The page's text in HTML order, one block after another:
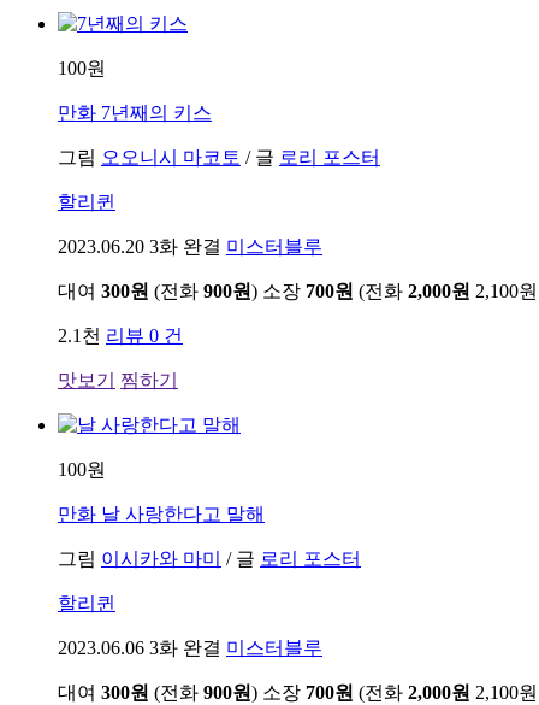
100원
만화 7년째의 키스
그림 오오니시 마코토 / 글 로리 포스터
할리퀸
2023.06.20 3화 완결 미스터블루
대여 300원 (전화 900원) 소장 700원 (전화 2,000원 2,100원
2.1천 리뷰 0 건
맛보기 찜하기
100원
만화 날 사랑한다고 말해
그림 이시카와 마미 / 글 로리 포스터
할리퀸
2023.06.06 3화 완결 미스터블루
대여 300원 (전화 900원) 소장 700원 (전화 2,000원 2,100원